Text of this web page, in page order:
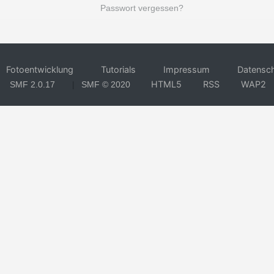
Passwort vergessen?
Fotoentwicklung Tutorials Impressum
SMF 2.0.17 SMF © 2020 HTML5 RSS WAP2